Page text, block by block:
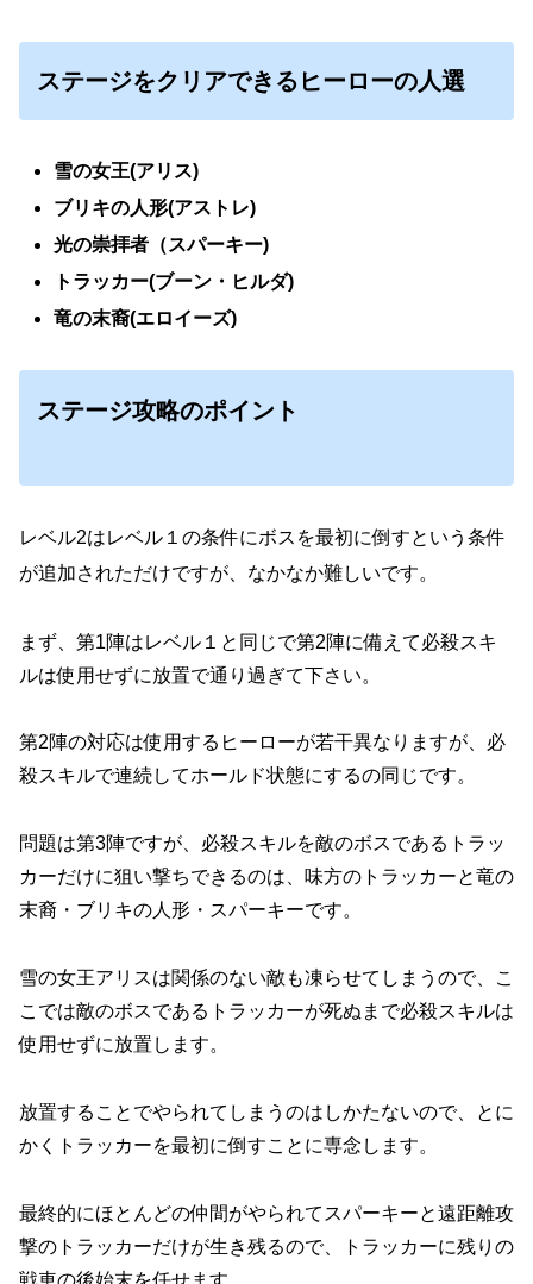
ステージをクリアできるヒーローの人選
雪の女王(アリス)
ブリキの人形(アストレ)
光の崇拝者（スパーキー)
トラッカー(ブーン・ヒルダ)
竜の末裔(エロイーズ)
ステージ攻略のポイント
レベル2はレベル１の条件にボスを最初に倒すという条件
が追加されただけですが、なかなか難しいです。
まず、第1陣はレベル１と同じで第2陣に備えて必殺スキ
ルは使用せずに放置で通り過ぎて下さい。
第2陣の対応は使用するヒーローが若干異なりますが、必
殺スキルで連続してホールド状態にするの同じです。
問題は第3陣ですが、必殺スキルを敵のボスであるトラッ
カーだけに狙い撃ちできるのは、味方のトラッカーと竜の
末裔・ブリキの人形・スパーキーです。
雪の女王アリスは関係のない敵も凍らせてしまうので、こ
こでは敵のボスであるトラッカーが死ぬまで必殺スキルは
使用せずに放置します。
放置することでやられてしまうのはしかたないので、とに
かくトラッカーを最初に倒すことに専念します。
最終的にほとんどの仲間がやられてスパーキーと遠距離攻
撃のトラッカーだけが生き残るので、トラッカーに残りの
戦車の後始末を任せます。